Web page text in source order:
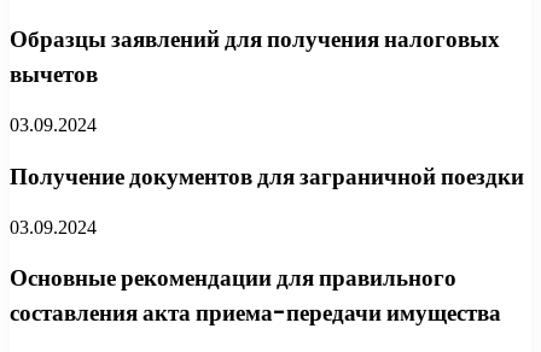
Образцы заявлений для получения налоговых
вычетов
03.09.2024
Получение документов для заграничной поездки
03.09.2024
Основные рекомендации для правильного
составления акта приема-передачи имущества